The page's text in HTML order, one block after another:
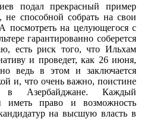
подал прекрасный пример
не способной собрать на свои
посмотреть на целующегося с
гарантированно соберется
есть риск того, что Ильхам
и проведет, как 26 июня,
ведь в этом и заключается
и, что очень важно, поистине
в Азербайджане. Каждый
иметь право и возможность
на высшую власть в